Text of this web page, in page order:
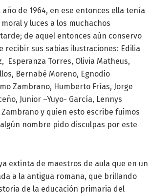
de 1964, en ese entonces ella tenía
y luces a los muchachos
de aquel entonces aún conservo
recibir sus sabias ilustraciones: Edilia
Esperanza Torres, Olivia Matheus,
Bernabé Moreno, Egnodio
Zambrano, Humberto Frías, Jorge
Junior –Yuyo- García, Lennys
y quien esto escribe fuimos
nombre pido disculpas por este
extinta de maestros de aula que en un
a la antigua romana, que brillando
de la educación primaria del